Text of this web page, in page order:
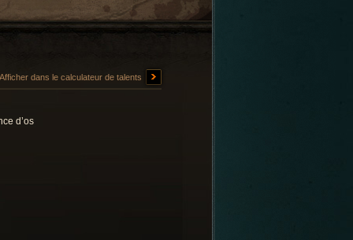
Afficher dans le calculateur de talents
d’os